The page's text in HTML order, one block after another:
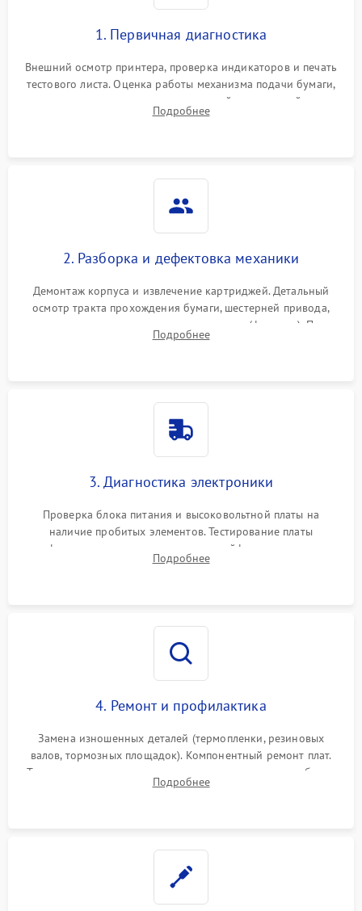
1. Первичная диагностика
Внешний осмотр принтера, проверка индикаторов и печать
тестового листа. Оценка работы механизма подачи бумаги,
выявление посторонних шумов, замятий и первичный анализ
дефектов печати (полосы, фон, пробелы).
Подробнее
2. Разборка и дефектовка механики
Демонтаж корпуса и извлечение картриджей. Детальный
осмотр тракта прохождения бумаги, шестерней привода,
роликов захвата и узла термозакрепления (фьюзера). Поиск
физического износа и повреждений деталей.
Подробнее
3. Диагностика электроники
Проверка блока питания и высоковольтной платы на
наличие пробитых элементов. Тестирование платы
форматирования, целостности шлейфов, контактов
картриджа и оптопар (датчиков прохождения и наличия
Подробнее
4. Ремонт и профилактика
Замена изношенных деталей (термопленки, резиновых
валов, тормозных площадок). Компонентный ремонт плат.
Тщательная очистка тракта печати, контактов и линз блока
лазера (LSU) от просыпанного тонера и пыли.
Подробнее